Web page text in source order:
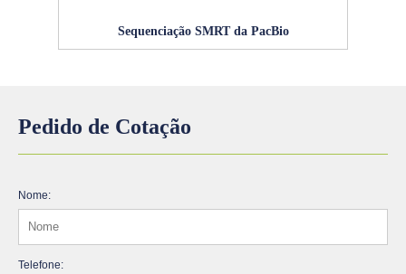
Sequenciação SMRT da PacBio
Pedido de Cotação
Nome:
Telefone: